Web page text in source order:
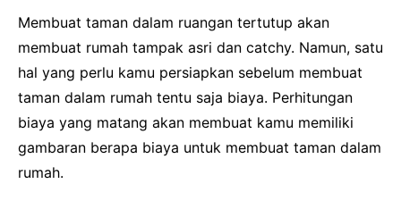
Membuat taman dalam ruangan tertutup akan
membuat rumah tampak asri dan catchy. Namun, satu
hal yang perlu kamu persiapkan sebelum membuat
taman dalam rumah tentu saja biaya. Perhitungan
biaya yang matang akan membuat kamu memiliki
gambaran berapa biaya untuk membuat taman dalam
rumah.